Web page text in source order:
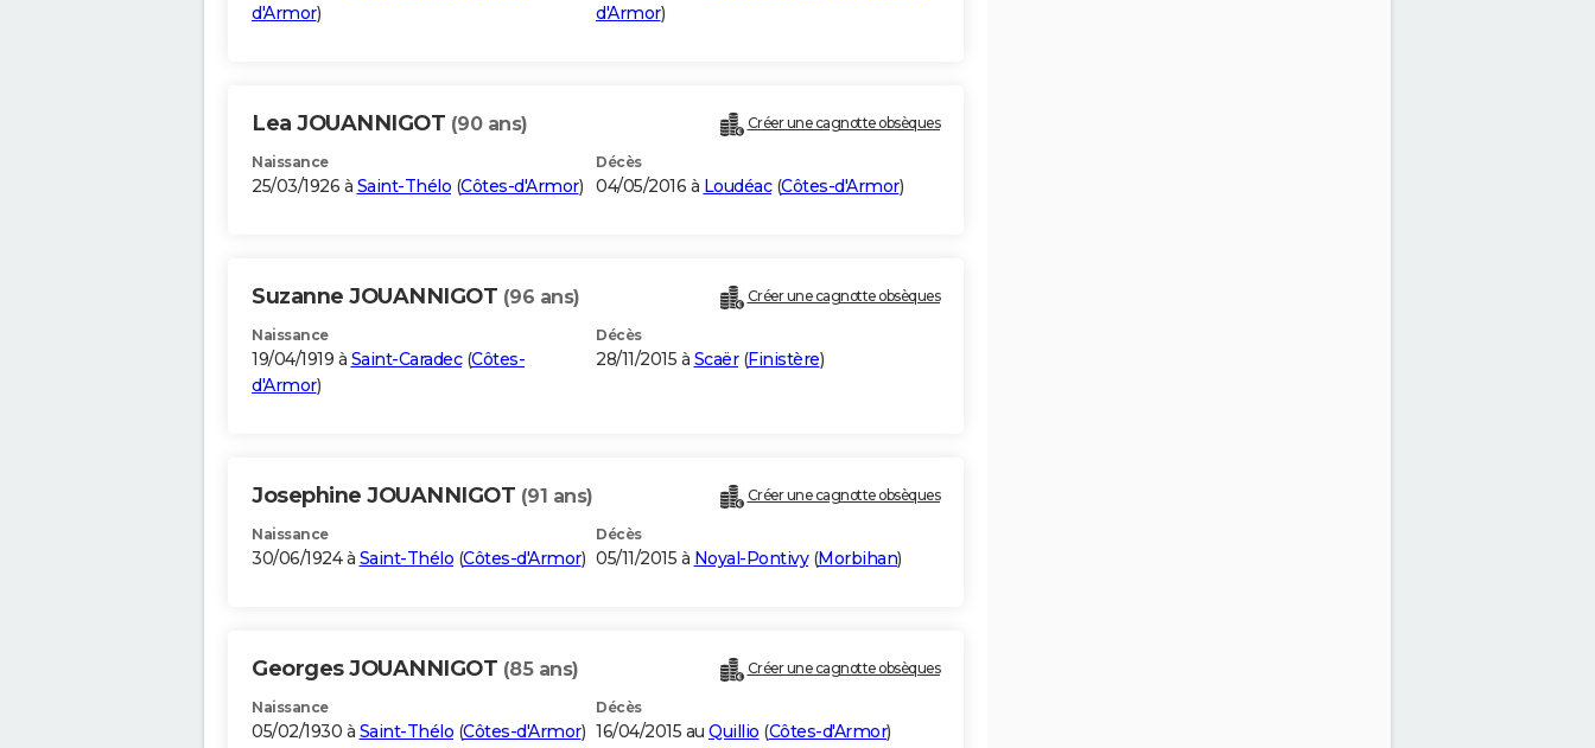
d'Armor)
d'Armor)
Lea JOUANNIGOT (90 ans) Créer une cagnotte obsèques
Naissance
25/03/1926 à Saint-Thélo (Côtes-d'Armor)
Décès
04/05/2016 à Loudéac(Côtes-d'Armor)
Suzanne JOUANNIGOT (96 ans) Créer une cagnotte obsèques
Naissance
19/04/1919 à Saint-Caradec(Côtes-
d'Armor)
Décès
28/11/2015 à Scaër(Finistère)
Josephine JOUANNIGOT (91 ans) Créer une cagnotte obsèques
Naissance
30/06/1924 à Saint-Thélo (Côtes-d'Armor)
Décès
05/11/2015 à Noyal-Pontivy(Morbihan)
Georges JOUANNIGOT (85 ans) Créer une cagnotte obsèques
Naissance
05/02/1930 à Saint-Thélo (Côtes-d'Armor)
Décès
16/04/2015 au Quillio (Côtes-d'Armor)